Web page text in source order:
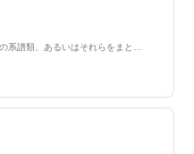
系譜類、あるいはそれらをまと…